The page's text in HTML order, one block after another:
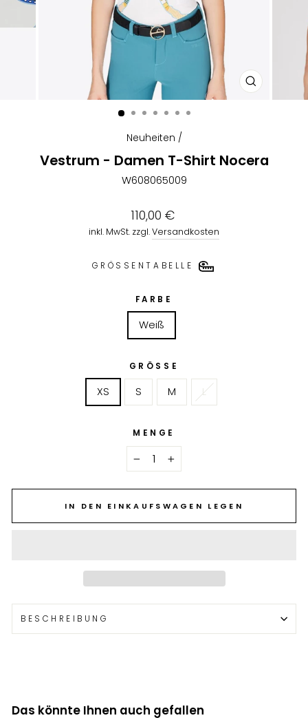
ESC)
Neuheiten /
Vestrum - Damen T-Shirt Nocera
W608065009
Normaler
Preis
110,00 €
inkl. MwSt. zzgl.Versandkosten
GRÖSSENTABELLE
FARBE
Weiß
GRÖSSE
XS S M L
MENGE
+
IN DEN EINKAUFSWAGEN LEGEN
BESCHREIBUNG
Das könnte Ihnen auch gefallen